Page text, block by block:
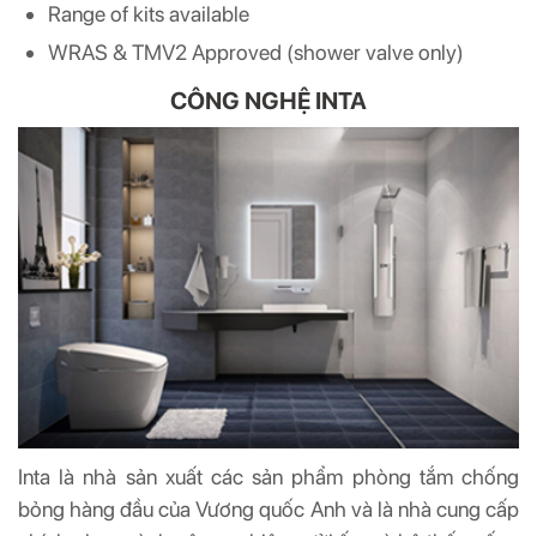
Range of kits available
WRAS & TMV2 Approved (shower valve only)
CÔNG NGHỆ INTA
Inta là nhà sản xuất các sản phẩm phòng tắm chống
bỏng hàng đầu của Vương quốc Anh và là nhà cung cấp